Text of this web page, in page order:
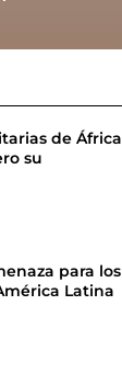
de África
su
para los
Latina